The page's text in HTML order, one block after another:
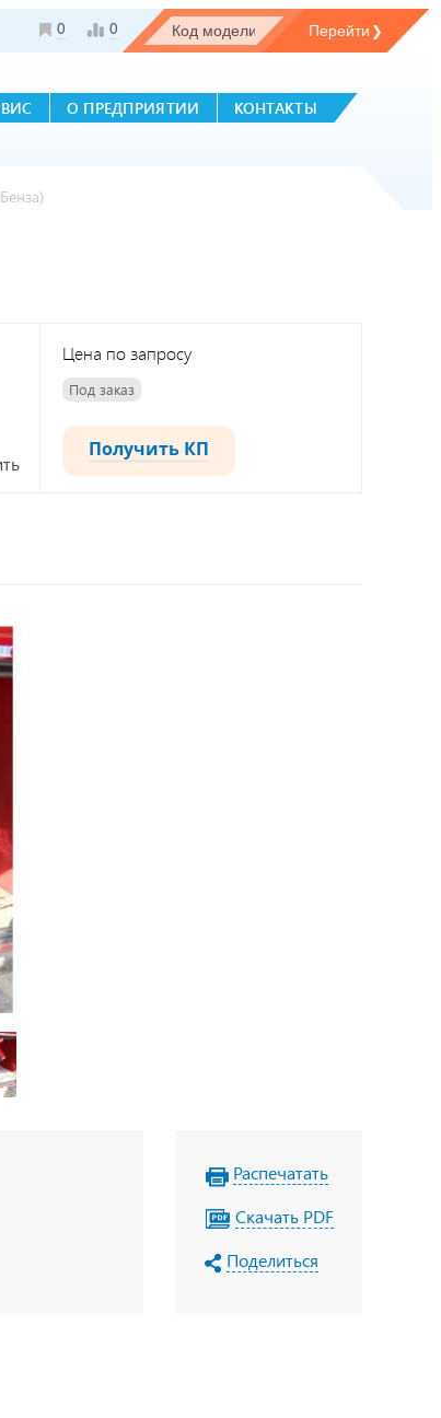
0 0
О ПРЕДПРИЯТИИ КОНТАКТЫ
Цена по запросу
Под заказ
Получить КП
Распечатать
Скачать PDF
Поделиться